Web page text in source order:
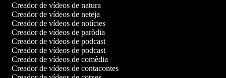
Creador de vídeos de natura
Creador de vídeos de neteja
Creador de vídeos de notícies
Creador de vídeos de paròdia
Creador de vídeos de podcast
Creador de vídeos de podcast
Creador de vídeos de comèdia
Creador de vídeos de contacontes